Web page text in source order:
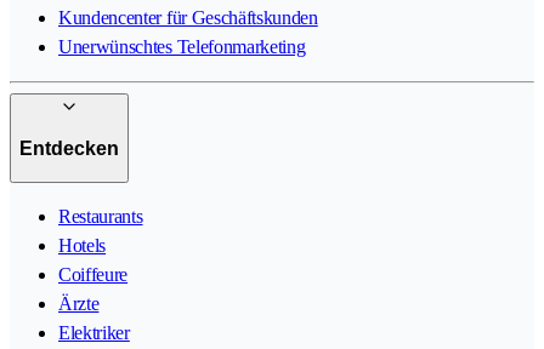
Kundencenter für Geschäftskunden
Unerwünschtes Telefonmarketing
Entdecken
Restaurants
Hotels
Coiffeure
Ärzte
Elektriker